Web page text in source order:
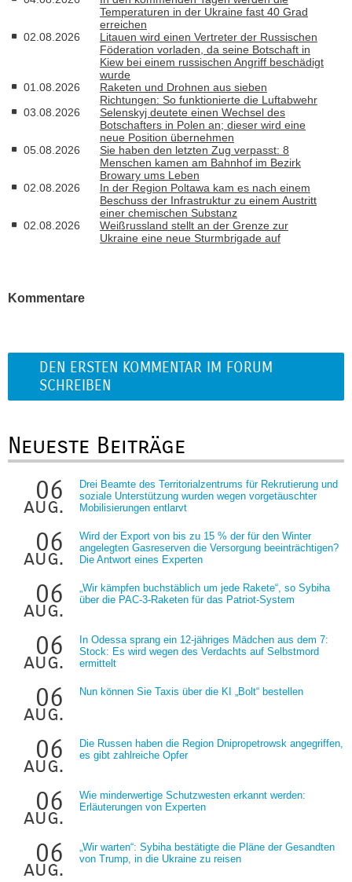
Temperaturen in der Ukraine fast 40 Grad
erreichen
02.08.2026
Litauen wird einen Vertreter der Russischen
Föderation vorladen, da seine Botschaft in
Kiew bei einem russischen Angriff beschädigt
wurde
01.08.2026
Raketen und Drohnen aus sieben
Richtungen: So funktionierte die Luftabwehr
03.08.2026
Selenskyj deutete einen Wechsel des
Botschafters in Polen an; dieser wird eine
neue Position übernehmen
05.08.2026
Sie haben den letzten Zug verpasst: 8
Menschen kamen am Bahnhof im Bezirk
Browary ums Leben
02.08.2026
In der Region Poltawa kam es nach einem
Beschuss der Infrastruktur zu einem Austritt
einer chemischen Substanz
02.08.2026
Weißrussland stellt an der Grenze zur
Ukraine eine neue Sturmbrigade auf
Kommentare
DEN ERSTEN KOMMENTAR IM FORUM
SCHREIBEN
Neueste Beiträge
06
aug.
Drei Beamte des Territorialzentrums für Rekrutierung und
soziale Unterstützung wurden wegen vorgetäuschter
Mobilisierungen entlarvt
06
aug.
Wird der Export von bis zu 15 % der für den Winter
angelegten Gasreserven die Versorgung beeinträchtigen?
Die Antwort eines Experten
06
aug.
„Wir kämpfen buchstäblich um jede Rakete“, so Sybiha
über die PAC-3-Raketen für das Patriot-System
06
aug.
In Odessa sprang ein 12-jähriges Mädchen aus dem 7:
Stock: Es wird wegen des Verdachts auf Selbstmord
ermittelt
06
aug.
Nun können Sie Taxis über die KI „Bolt“ bestellen
06
aug.
Die Russen haben die Region Dnipropetrowsk angegriffen,
es gibt zahlreiche Opfer
06
aug.
Wie minderwertige Schutzwesten erkannt werden:
Erläuterungen von Experten
06
aug.
„Wir warten“: Sybiha bestätigte die Pläne der Gesandten
von Trump, in die Ukraine zu reisen